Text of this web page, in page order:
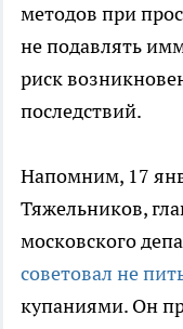
методов при
не подавлять
риск
последствий.
Напомним, 17
Тяжельников,
московского
советовал не
купаниями. Он